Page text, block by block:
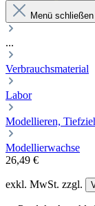
Menü schließen
...
Verbrauchsmaterial
Labor
Modellieren,
Modellierwachse
26,49 €
exkl. MwSt. zzgl.